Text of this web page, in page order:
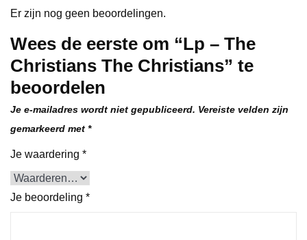
Er zijn nog geen beoordelingen.
Wees de eerste om “Lp – The
Christians The Christians” te
beoordelen
Je e-mailadres wordt niet gepubliceerd. Vereiste velden zijn
gemarkeerd met *
Je waardering *
Je beoordeling *